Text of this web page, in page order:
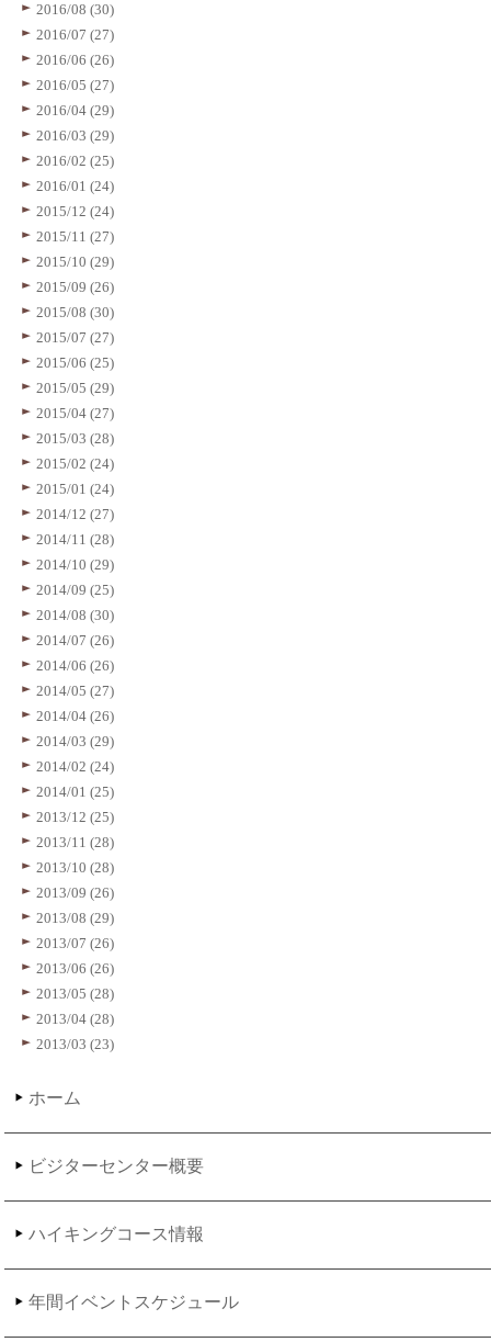
2016/08 (30)
2016/07 (27)
2016/06 (26)
2016/05 (27)
2016/04 (29)
2016/03 (29)
2016/02 (25)
2016/01 (24)
2015/12 (24)
2015/11 (27)
2015/10 (29)
2015/09 (26)
2015/08 (30)
2015/07 (27)
2015/06 (25)
2015/05 (29)
2015/04 (27)
2015/03 (28)
2015/02 (24)
2015/01 (24)
2014/12 (27)
2014/11 (28)
2014/10 (29)
2014/09 (25)
2014/08 (30)
2014/07 (26)
2014/06 (26)
2014/05 (27)
2014/04 (26)
2014/03 (29)
2014/02 (24)
2014/01 (25)
2013/12 (25)
2013/11 (28)
2013/10 (28)
2013/09 (26)
2013/08 (29)
2013/07 (26)
2013/06 (26)
2013/05 (28)
2013/04 (28)
2013/03 (23)
ホーム
ビジターセンター概要
ハイキングコース情報
年間イベントスケジュール